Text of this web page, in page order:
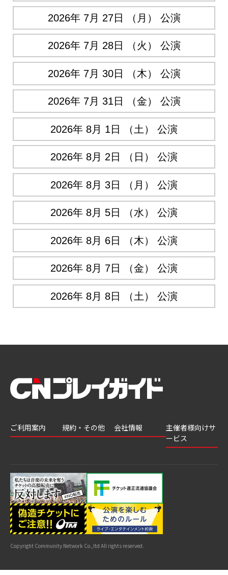
2026年 7月 27日 （月） 公演
2026年 7月 28日 （火） 公演
2026年 7月 30日 （木） 公演
2026年 7月 31日 （金） 公演
2026年 8月 1日 （土） 公演
2026年 8月 2日 （日） 公演
2026年 8月 3日 （月） 公演
2026年 8月 5日 （水） 公演
2026年 8月 6日 （木） 公演
2026年 8月 7日 （金） 公演
2026年 8月 8日 （土） 公演
ご利用案内
結果
よくあるご質問
はじめてガイド
公演中止・変更
サイトマップ
規約・その他
利用規約
特商法に基づく
表示
カスタマーハラ
スメントへの対
応指針
会社情報
主催者様向けサ
ービス
Copyright Community Network Co.,ltd All rights reserved.